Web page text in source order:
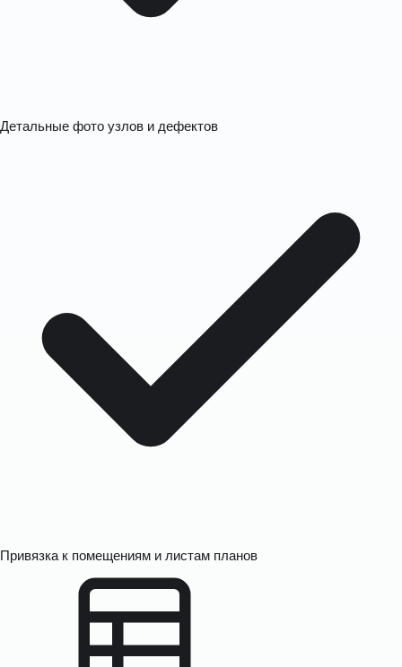
Детальные фото узлов и дефектов
Привязка к помещениям и листам планов